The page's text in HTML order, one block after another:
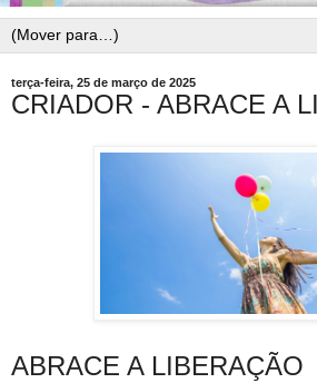
terça-feira, 25 de março de 2025
CRIADOR - ABRACE A
ABRACE A LIBERAÇÃO